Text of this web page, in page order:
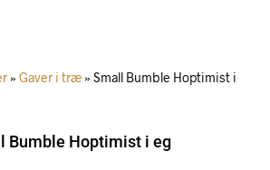
» Gaver i træ » Small Bumble Hoptimist i
Bumble Hoptimist i eg